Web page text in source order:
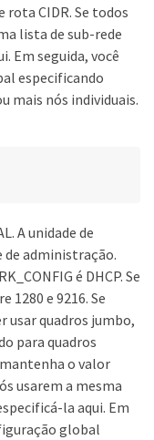
rota CIDR. Se todos
lista de sub-rede
Em seguida, você
especificando
mais nós individuais.
A unidade de
de administração.
é DHCP. Se
1280 e 9216. Se
usar quadros jumbo,
para quadros
o valor
usarem a mesma
la aqui. Em
global